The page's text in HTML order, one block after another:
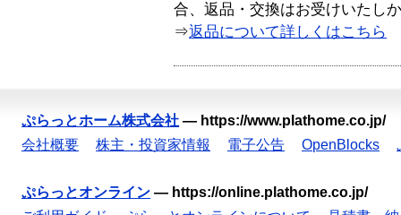
合、返品・交換はお受けいたし
⇒返品について詳しくはこちら
ぷらっとホーム株式会社 — https://www.plathome.co.jp/
会社概要
株主・投資家情報 電子公告 OpenBlocks
ぷらっとオンライン — https://online.plathome.co.jp/